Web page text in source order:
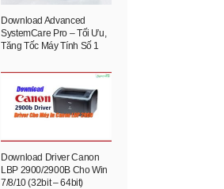
Download Advanced
SystemCare Pro – Tối Ưu,
Tăng Tốc Máy Tính Số 1
Download Driver Canon
LBP 2900/2900B Cho Win
7/8/10 (32bit – 64bit)